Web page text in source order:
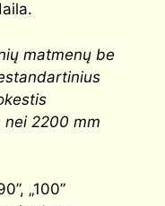
matmenų be
nei 2200 mm
„100”